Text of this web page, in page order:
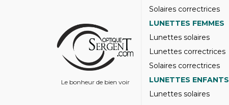
Le bonheur de bien voir
Solaires correctrices
LUNETTES FEMMES
Lunettes solaires
Lunettes correctrices
Solaires correctrices
LUNETTES ENFANTS
Lunettes solaires